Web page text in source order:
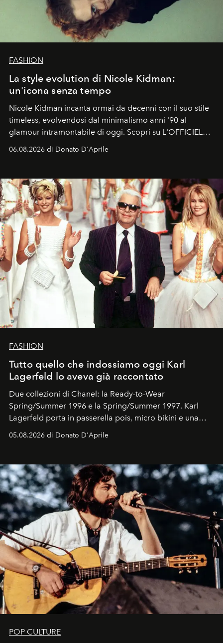
FASHION
La style evolution di Nicole Kidman:
un'icona senza tempo
Nicole Kidman incanta ormai da decenni con il suo stile
timeless, evolvendosi dal minimalismo anni '90 al
glamour intramontabile di oggi. Scopri su L'OFFICIEL
Italia la sua style evolution.
06.08.2026 di Donato D'Aprile
FASHION
Tutto quello che indossiamo oggi Karl
Lagerfeld lo aveva già raccontato
Due collezioni di Chanel: la Ready-to-Wear
Spring/Summer 1996 e la Spring/Summer 1997. Karl
Lagerfeld porta in passerella pois, micro bikini e una
logomania pensata per la spiaggia
Kate, Claudia e Carla una dietro l'altra. Trent'anni dopo,
uno dei documenti più contemporanei che abbiamo.
05.08.2026 di Donato D'Aprile
POP CULTURE